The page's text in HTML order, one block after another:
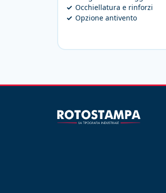
Occhiellatura e rinforzi
Opzione antivento